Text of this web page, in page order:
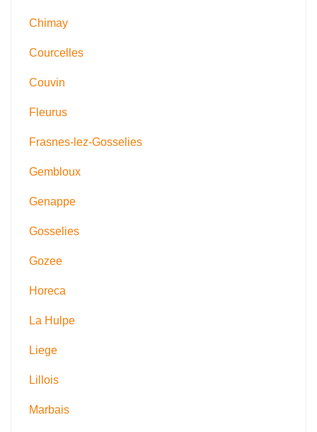
Chimay
Courcelles
Couvin
Fleurus
Frasnes-lez-Gosselies
Gembloux
Genappe
Gosselies
Gozee
Horeca
La Hulpe
Liege
Lillois
Marbais